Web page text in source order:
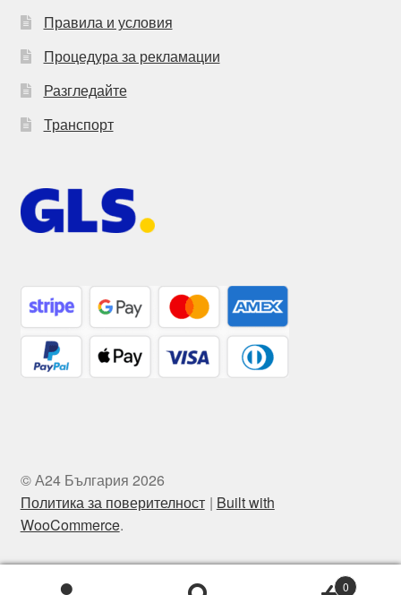
Правила и условия
Процедура за рекламации
Разгледайте
Транспорт
© А24 България 2026
Политика за поверителност
Built with
WooCommerce.
0